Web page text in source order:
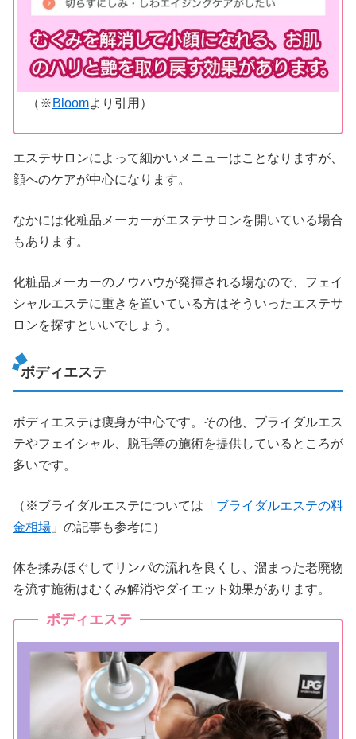
（※ Bloomより引用）
エステサロンによって細かいメニューはことなりますが、
顔へのケアが中心になります。
なかには化粧品メーカーがエステサロンを開いている場合
もあります。
化粧品メーカーのノウハウが発揮される場なので、フェイ
シャルエステに重きを置いている方はそういったエステサ
ロンを探すといいでしょう。
ボディエステ
ボディエステは痩身が中心です。その他、ブライダルエス
テやフェイシャル、脱毛等の施術を提供しているところが
多いです。
（※ブライダルエステについては「 ブライダルエステの料
金相場 」の記事も参考に）
体を揉みほぐしてリンパの流れを良くし、溜まった老廃物
を流す施術はむくみ解消やダイエット効果があります。
ボディエステ